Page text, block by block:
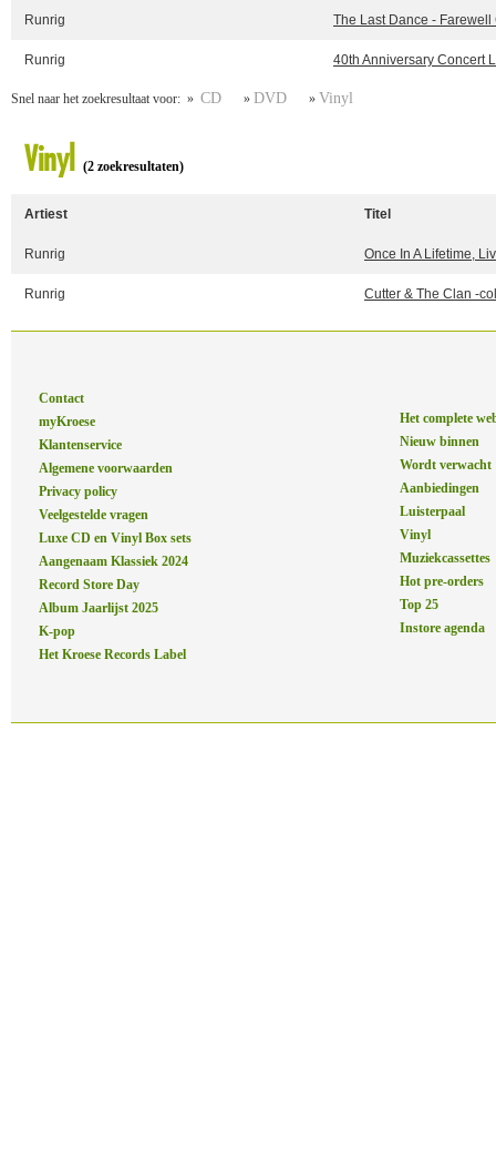
Runrig The Last Dance - Farewell
Runrig 40th Anniversary Concert
Snel naar het zoekresultaat voor: » CD » DVD » Vinyl
Vinyl (2 zoekresultaten)
Artiest Titel
Runrig Once In A Lifetime,
Runrig Cutter & The Clan -
Contact
myKroese
Klantenservice
Algemene voorwaarden
Privacy policy
Veelgestelde vragen
Luxe CD en Vinyl Box sets
Aangenaam Klassiek 2024
Record Store Day
Album Jaarlijst 2025
K-pop
Het Kroese Records Label
Het complete
Nieuw binnen
Wordt verwacht
Aanbiedingen
Luisterpaal
Vinyl
Muziekcassettes
Hot pre-orders
Top 25
Instore agenda